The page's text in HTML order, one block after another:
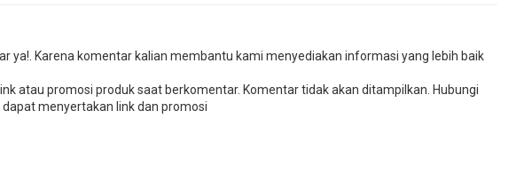
ya!. Karena komentar kalian membantu kami menyediakan informasi yang lebih baik
atau promosi produk saat berkomentar. Komentar tidak akan ditampilkan. Hubungi
menyertakan link dan promosi